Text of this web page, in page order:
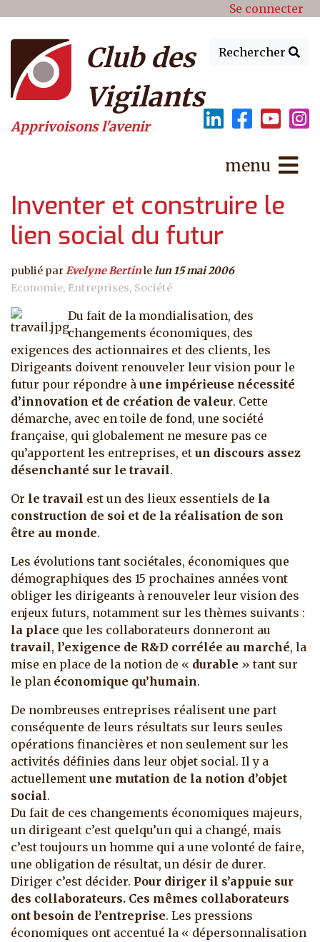
Menu du compte de Se connecter
Rechercher
Club des
Vigilants
Apprivoisons l'avenir
menu
Inventer et construire le
lien social du futur
publié parEvelyne Bertinlelun 15 mai 2006
Economie Entreprises Société
Du fait de la mondialisation, des
changements économiques, des
exigences des actionnaires et des clients, les
Dirigeants doivent renouveler leur vision pour le
futur pour répondre à une impérieuse nécessité
d’innovation et de création de valeur. Cette
démarche, avec en toile de fond, une société
française, qui globalement ne mesure pas ce
qu’apportent les entreprises, et un discours assez
désenchanté sur le travail.
Or le travail est un des lieux essentiels de la
construction de soi et de la réalisation de son
être au monde.
Les évolutions tant sociétales, économiques que
démographiques des 15 prochaines années vont
obliger les dirigeants à renouveler leur vision des
enjeux futurs, notamment sur les thèmes suivants :
la place que les collaborateurs donneront au
travail, l’exigence de R&D corrélée au marché, la
mise en place de la notion de « durable » tant sur
le plan économique qu’humain.
De nombreuses entreprises réalisent une part
conséquente de leurs résultats sur leurs seules
opérations financières et non seulement sur les
activités définies dans leur objet social. Il y a
actuellement une mutation de la notion d’objet
social.
Du fait de ces changements économiques majeurs,
un dirigeant c’est quelqu’un qui a changé, mais
c’est toujours un homme qui a une volonté de faire,
une obligation de résultat, un désir de durer.
Diriger c’est décider. Pour diriger il s’appuie sur
des collaborateurs. Ces mêmes collaborateurs
ont besoin de l’entreprise. Les pressions
économiques ont accentué la « dépersonnalisation